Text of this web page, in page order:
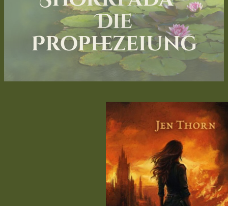
Die
Prophezeiung